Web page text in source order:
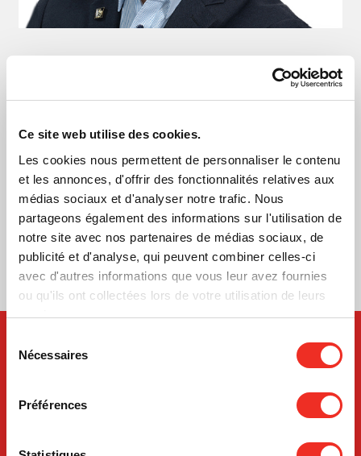
Ce site web utilise des cookies.
Les cookies nous permettent de personnaliser le contenu
et les annonces, d'offrir des fonctionnalités relatives aux
médias sociaux et d'analyser notre trafic. Nous
partageons également des informations sur l'utilisation de
notre site avec nos partenaires de médias sociaux, de
publicité et d'analyse, qui peuvent combiner celles-ci
avec d'autres informations que vous leur avez fournies
ou qu'ils ont collectées lors de votre utilisation de leurs
services.
Nécessaires
Préférences
de Tri-Cities
RBC Banque Royale (Colombie-Britannique)
CONSEIL D'ADMINISTRATION
Visiter le profil